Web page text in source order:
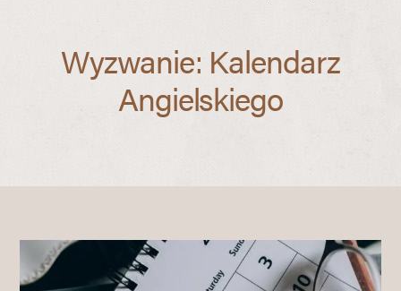
Wyzwanie: Kalendarz
Angielskiego